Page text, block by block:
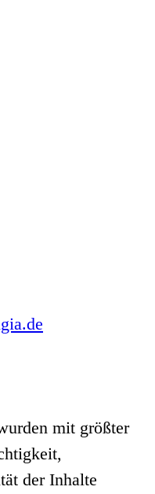
mit größter
der Inhalte